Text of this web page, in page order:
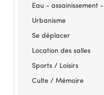
Eau - assainissement
Urbanisme
Se déplacer
Location des salles
Sports / Loisirs
Culte / Mémoire